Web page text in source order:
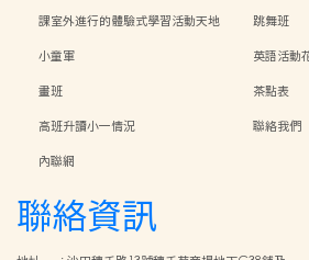
課室外進行的體驗式學習活動天地
跳舞班
小童軍
英語活動
畫班
茶點表
高班升讀小一情況
聯絡我們
內聯網
聯絡資訊